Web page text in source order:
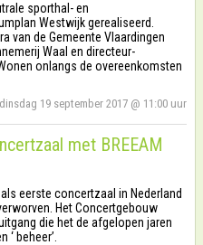
sporthal- en
Westwijk gerealiseerd.
van de Gemeente Vlaardingen
Waal en directeur-
onlangs de overeenkomsten
dinsdag 19 september 2017 @ 11:00 uur
met BREEAM
eerste concertzaal in Nederland
Het Concertgebouw
die het de afgelopen jaren
beheer’.